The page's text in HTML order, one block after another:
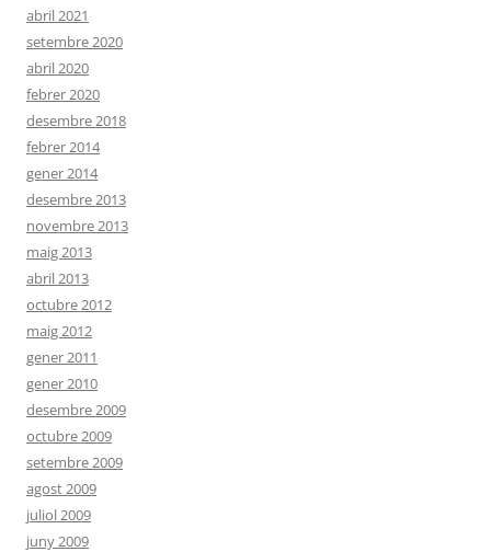
abril 2021
setembre 2020
abril 2020
febrer 2020
desembre 2018
febrer 2014
gener 2014
desembre 2013
novembre 2013
maig 2013
abril 2013
octubre 2012
maig 2012
gener 2011
gener 2010
desembre 2009
octubre 2009
setembre 2009
agost 2009
juliol 2009
juny 2009